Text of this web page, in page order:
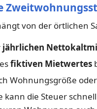
von der örtlichen
jährlichen
fiktiven Mietwertes
Wohnungsgröße
kann die Steuer